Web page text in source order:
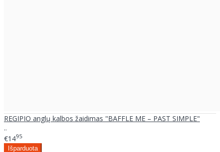
REGIPIO anglų kalbos žaidimas "BAFFLE ME – PAST SIMPLE"
..
€1495